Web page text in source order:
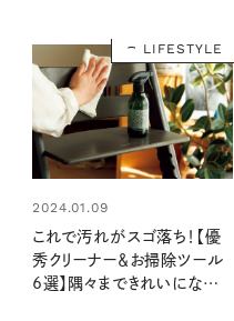
LIFESTYLE
2024.01.09
これで汚れがスゴ落ち！【優
秀クリーナー＆お掃除ツール
6選】隅々まできれいになる目